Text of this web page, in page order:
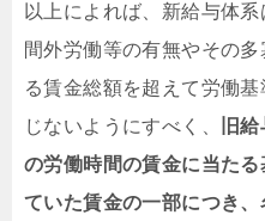
以上によれば、新給与体
間外労働等の有無やその
る賃金総額を超えて労働
じないようにすべく、
旧
の労働時間の賃金に当た
ていた賃金の一部につき、